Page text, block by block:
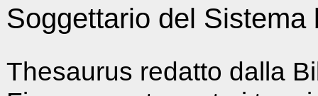
Soggettario del
Thesaurus redatto dalla